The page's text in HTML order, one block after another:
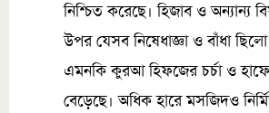
নিশ্চিত করেছে। হিজাব ও অন্যান্য
উপর যেসব নিষেধাজ্ঞা ও বাঁধা
এমনকি কুরআ হিফজের চর্চা ও
বেড়েছে। অধিক হারে মসজিদও